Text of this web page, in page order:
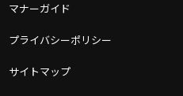
マナーガイド
プライバシーポリシー
サイトマップ